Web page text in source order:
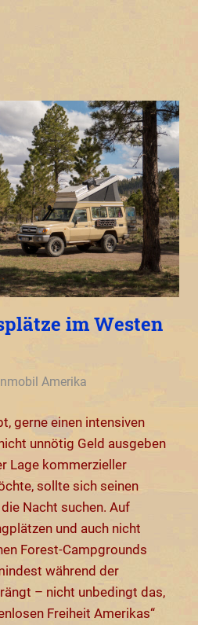
im Westen
Amerika
gerne einen intensiven
unnötig Geld ausgeben
Lage kommerzieller
sollte sich seinen
Nacht suchen. Auf
und auch nicht
Forest-Campgrounds
während der
– nicht unbedingt das,
Freiheit Amerikas“